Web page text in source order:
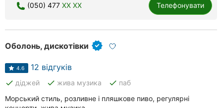
Полтава
Чернігів
Черкаси
Чернівці
(050) 477 XX XX Телефонувати
Оболонь, дискотівки
4.6 12 відгуків
done діджей done жива музика done паб
Морський стиль, розливне і пляшкове пиво, регулярні